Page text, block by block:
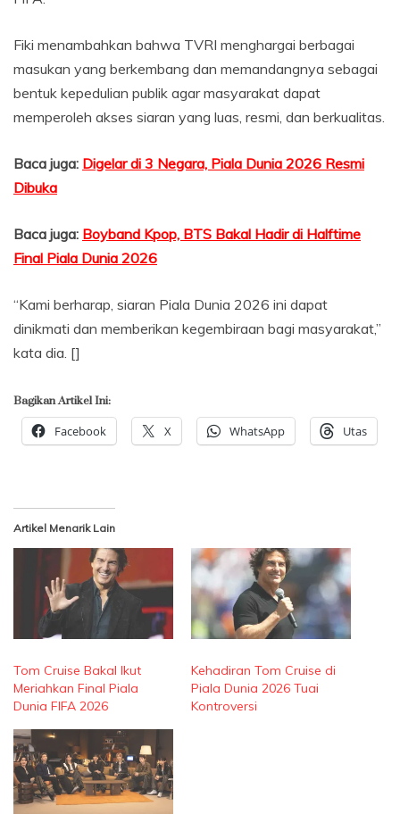
Fiki menambahkan bahwa TVRI menghargai berbagai
masukan yang berkembang dan memandangnya sebagai
bentuk kepedulian publik agar masyarakat dapat
memperoleh akses siaran yang luas, resmi, dan berkualitas.
Baca juga: Digelar di 3 Negara, Piala Dunia 2026 Resmi
Dibuka
Baca juga: Boyband Kpop, BTS Bakal Hadir di Halftime
Final Piala Dunia 2026
“Kami berharap, siaran Piala Dunia 2026 ini dapat
dinikmati dan memberikan kegembiraan bagi masyarakat,”
kata dia. []
Bagikan Artikel Ini:
Facebook X WhatsApp Utas
Artikel Menarik Lain
Tom Cruise Bakal Ikut
Meriahkan Final Piala
Dunia FIFA 2026
Kehadiran Tom Cruise di
Piala Dunia 2026 Tuai
Kontroversi